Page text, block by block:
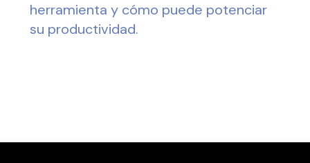
herramienta y cómo puede potenciar
su productividad.